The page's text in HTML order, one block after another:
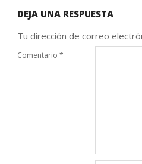
DEJA UNA RESPUESTA
Tu dirección de correo
Comentario *